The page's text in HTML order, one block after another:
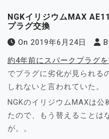
NGKイリジウムMAX
プラグ交換
On 2019年6月24日
約4年前にスパークプラグ
でプラグに劣化が見られる
しれないと言われていた。
NGKのイリジウムMAXは
たので、もう替えることは
が。。